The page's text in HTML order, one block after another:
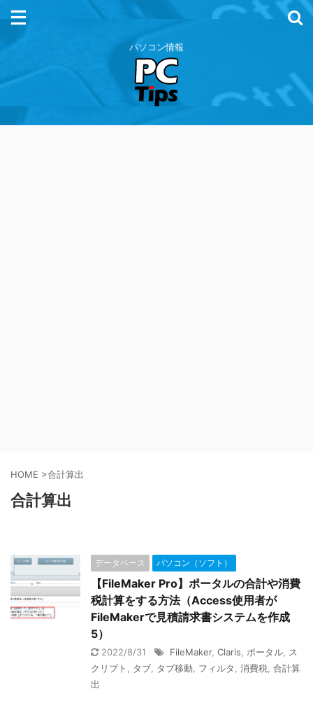
パソコン情報
HOME >合計算出
合計算出
データベース パソコン（ソフト）
【FileMaker Pro】ポータルの合計や消費
税計算をする方法（Access使用者が
FileMakerで見積請求書システムを作成
5）
2022/8/31 FileMaker, Claris ポータル
ス
クリプト
タブ タブ移動 フィルタ 消費税 合計算
出